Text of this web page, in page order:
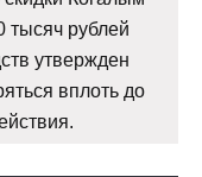
тысяч рублей
утвержден
вплоть до